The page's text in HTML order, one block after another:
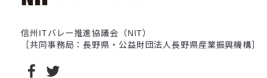
信州ITバレー推進協議会（NIT）
［共同事務局：長野県・公益財団法人長野県産業振興機構］